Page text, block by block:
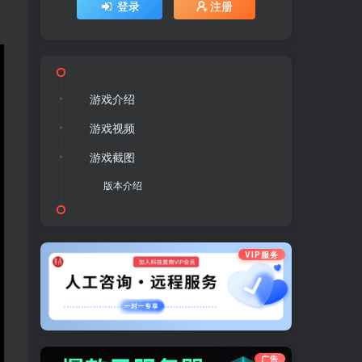
登录 注册
游戏介绍
游戏视频
游戏截图
版本介绍
VIP服务
广告